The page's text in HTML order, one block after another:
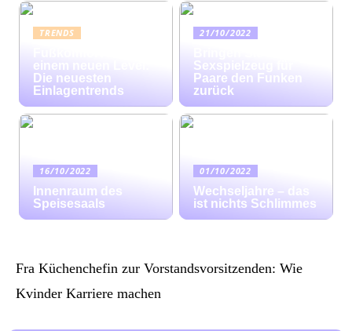
TRENDS
einem neuen Level:
Die neuesten
Einlagentrends
21/10/2022
Sexspielzeug für
Paare den Funken
zurück
16/10/2022
Innenraum des
Speisesaals
01/10/2022
Wechseljahre – das
ist nichts Schlimmes
Fra Küchenchefin zur Vorstandsvorsitzenden: Wie
Kvinder Karriere machen